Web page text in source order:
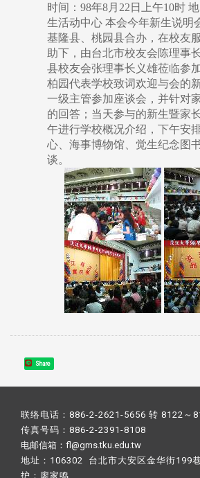
时间：98年8月22日上午10时
生活动中心 本会今年新生说明
基隆县、桃园县合办，在校友
助下，由台北市校友会陈理事
县校友会张理事长义雄莅临参
柏园代表学校致词欢迎与会的
一级主管参加座谈会，并针对
的回答；当天参与的新生暨家
午进行学校概况介绍，下午安
心、海事博物馆、觉生纪念图
谈。
Share
联络电话：886-2-2621-5656 转 8122～
传真号码：886-2-2391-8108
电邮信箱：fl@gms.tku.edu.tw
地址：106302 台北市大安区金华街199
护： 廖家鸣​